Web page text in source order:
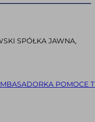
SPÓŁKA JAWNA,
POMOCE